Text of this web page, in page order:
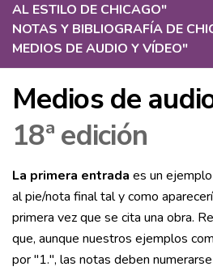
AL ESTILO DE CHICAGO"
NOTAS Y BIBLIOGRAFÍA DE
MEDIOS DE AUDIO Y VÍDEO"
Medios de
18ª edición
La primera entrada es un
al pie/nota final tal y como
primera vez que se cita una obra.
que, aunque nuestros ejemplos
por "1.", las notas deben